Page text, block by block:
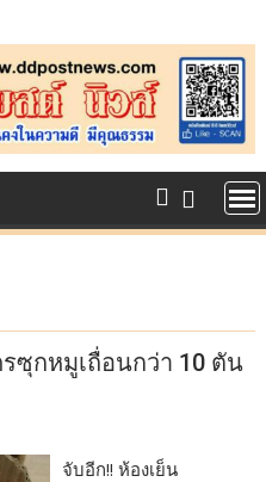
ซุกหมูเถื่อนกว่า 10 ตัน
จับอีก!! ห้องเย็น